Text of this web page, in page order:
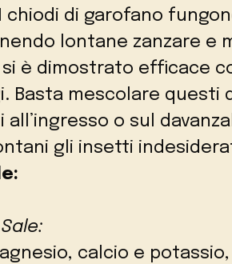
chiodi di garofano
lontane zanzare e
è dimostrato efficace
Basta mescolare questi
o sul
gli insetti
calcio e